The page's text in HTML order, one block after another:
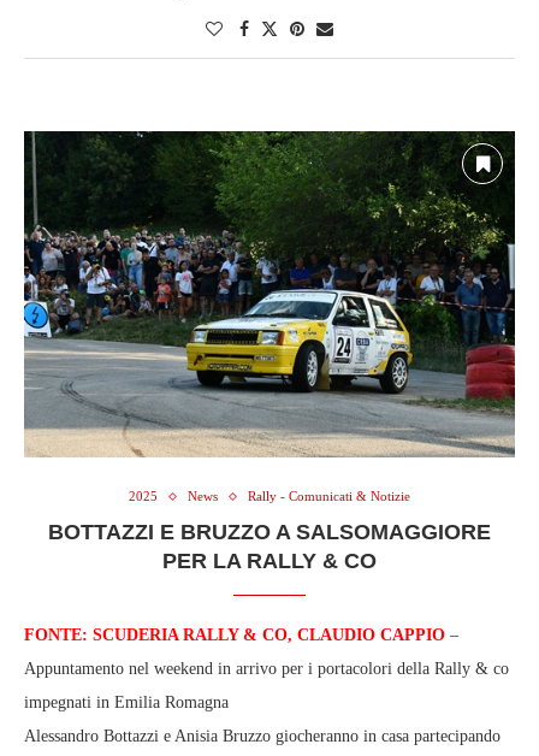
2025 News Rally - Comunicati & Notizie
BOTTAZZI E BRUZZO A SALSOMAGGIORE
PER LA RALLY & CO
FONTE: SCUDERIA RALLY & CO, CLAUDIO CAPPIO –
Appuntamento nel weekend in arrivo per i portacolori della Rally & co
impegnati in Emilia Romagna
Alessandro Bottazzi e Anisia Bruzzo giocheranno in casa partecipando